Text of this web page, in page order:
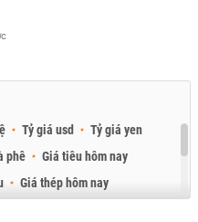
Tỷ giá usd
Tỷ giá yen
phê
Giá tiêu hôm nay
Giá thép hôm nay